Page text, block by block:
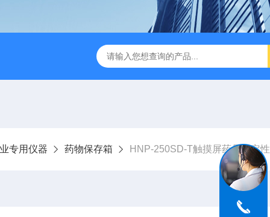
转蒸发仪厂家 HH-24恒温水浴锅 全不锈钢水浴15位多
专用仪器 药物保存箱 HNP-250SD-T触摸屏药品稳定